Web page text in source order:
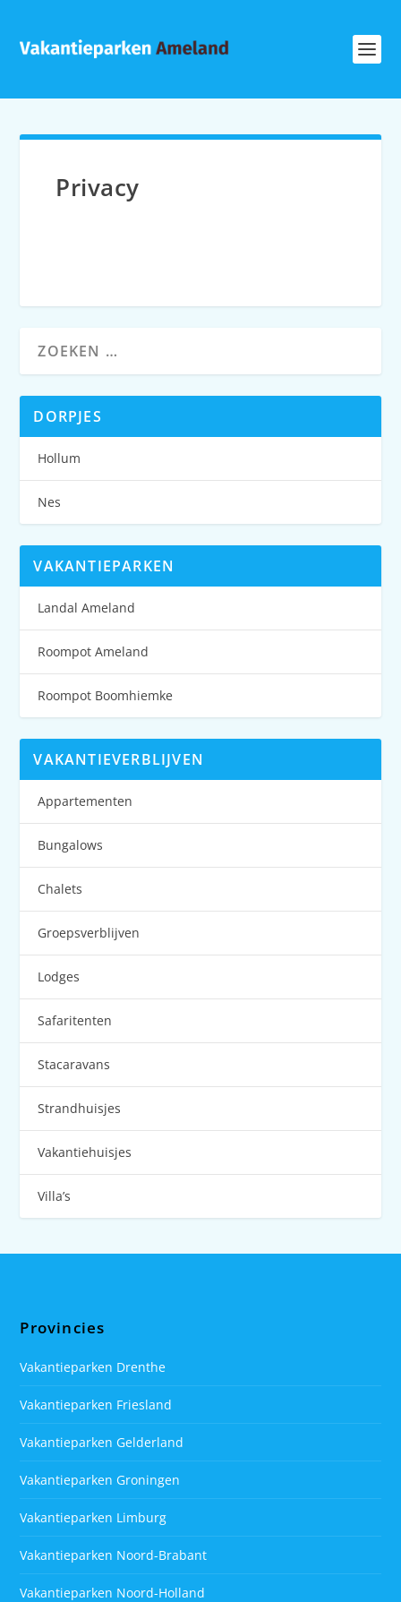
Privacy
DORPJES
Hollum
Nes
VAKANTIEPARKEN
Landal Ameland
Roompot Ameland
Roompot Boomhiemke
VAKANTIEVERBLIJVEN
Appartementen
Bungalows
Chalets
Groepsverblijven
Lodges
Safaritenten
Stacaravans
Strandhuisjes
Vakantiehuisjes
Villa’s
Provincies
Vakantieparken Drenthe
Vakantieparken Friesland
Vakantieparken Gelderland
Vakantieparken Groningen
Vakantieparken Limburg
Vakantieparken Noord-Brabant
Vakantieparken Noord-Holland